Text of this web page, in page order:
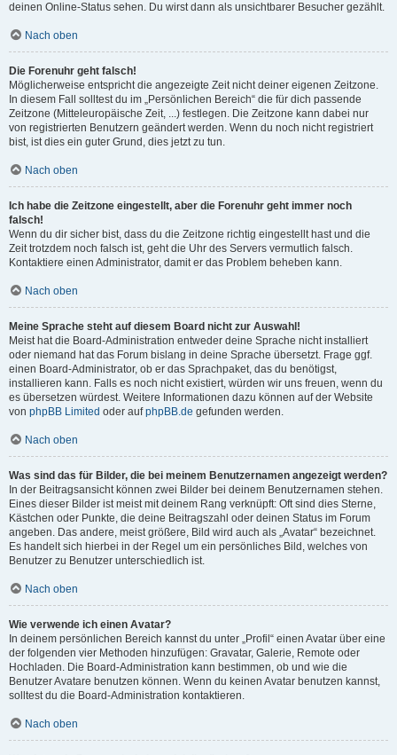
deinen Online-Status sehen. Du wirst dann als unsichtbarer Besucher gezählt.
Nach oben
Die Forenuhr geht falsch!
Möglicherweise entspricht die angezeigte Zeit nicht deiner eigenen Zeitzone.
In diesem Fall solltest du im „Persönlichen Bereich“ die für dich passende
Zeitzone (Mitteleuropäische Zeit, ...) festlegen. Die Zeitzone kann dabei nur
von registrierten Benutzern geändert werden. Wenn du noch nicht registriert
bist, ist dies ein guter Grund, dies jetzt zu tun.
Nach oben
Ich habe die Zeitzone eingestellt, aber die Forenuhr geht immer noch
falsch!
Wenn du dir sicher bist, dass du die Zeitzone richtig eingestellt hast und die
Zeit trotzdem noch falsch ist, geht die Uhr des Servers vermutlich falsch.
Kontaktiere einen Administrator, damit er das Problem beheben kann.
Nach oben
Meine Sprache steht auf diesem Board nicht zur Auswahl!
Meist hat die Board-Administration entweder deine Sprache nicht installiert
oder niemand hat das Forum bislang in deine Sprache übersetzt. Frage ggf.
einen Board-Administrator, ob er das Sprachpaket, das du benötigst,
installieren kann. Falls es noch nicht existiert, würden wir uns freuen, wenn du
es übersetzen würdest. Weitere Informationen dazu können auf der Website
von phpBB Limited oder aufphpBB.de gefunden werden.
Nach oben
Was sind das für Bilder, die bei meinem Benutzernamen angezeigt werden?
In der Beitragsansicht können zwei Bilder bei deinem Benutzernamen stehen.
Eines dieser Bilder ist meist mit deinem Rang verknüpft: Oft sind dies Sterne,
Kästchen oder Punkte, die deine Beitragszahl oder deinen Status im Forum
angeben. Das andere, meist größere, Bild wird auch als „Avatar“ bezeichnet.
Es handelt sich hierbei in der Regel um ein persönliches Bild, welches von
Benutzer zu Benutzer unterschiedlich ist.
Nach oben
Wie verwende ich einen Avatar?
In deinem persönlichen Bereich kannst du unter „Profil“ einen Avatar über eine
der folgenden vier Methoden hinzufügen: Gravatar, Galerie, Remote oder
Hochladen. Die Board-Administration kann bestimmen, ob und wie die
Benutzer Avatare benutzen können. Wenn du keinen Avatar benutzen kannst,
solltest du die Board-Administration kontaktieren.
Nach oben